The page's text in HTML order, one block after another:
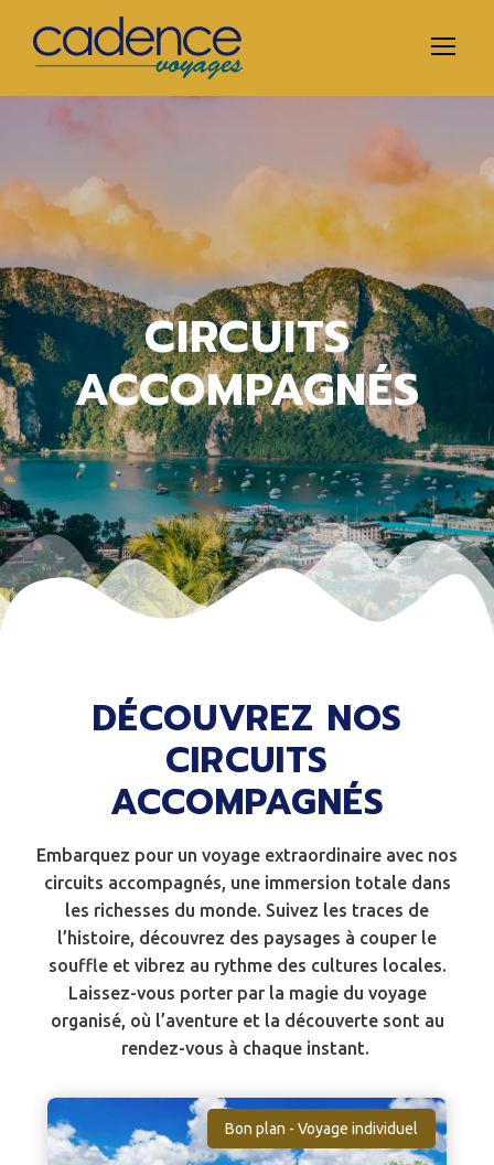
CIRCUITS
ACCOMPAGNÉS
DÉCOUVREZ NOS
CIRCUITS
ACCOMPAGNÉS
Embarquez pour un voyage extraordinaire avec nos
circuits accompagnés, une immersion totale dans
les richesses du monde. Suivez les traces de
l’histoire, découvrez des paysages à couper le
souffle et vibrez au rythme des cultures locales.
Laissez-vous porter par la magie du voyage
organisé, où l’aventure et la découverte sont au
rendez-vous à chaque instant.
Bon plan - Voyage individuel